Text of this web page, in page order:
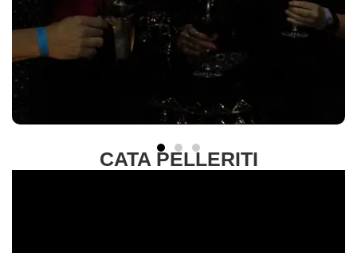
CATA PELLERITI